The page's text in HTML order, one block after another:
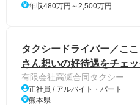
年収480万円～2,500万円
タクシードライバー／こ
さん想いの好待遇をチェッ
有限会社高瀬合同タクシー
正社員 / アルバイト・パート
熊本県